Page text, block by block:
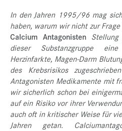
In den Jahren 1995/96 mag
haben, warum wir nicht zur Frage
Calcium Antagonisten
dieser Substanzgruppe
Herzinfarkte, Magen-Darm
des Krebsrisikos
Antagonisten Medikamente mit
wir sicherlich schon bei
auf ein Risiko vor ihrer
auch oft in kritischer Weise für
Jahren getan.